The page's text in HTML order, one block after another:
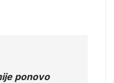
ponovo